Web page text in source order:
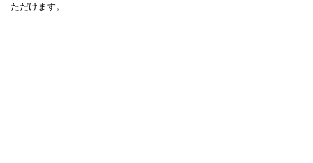
ただけます。